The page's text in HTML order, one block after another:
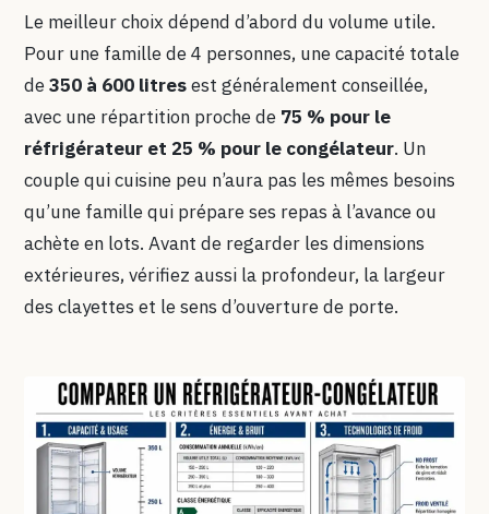
Le meilleur choix dépend d’abord du volume utile.
Pour une famille de 4 personnes, une capacité totale
de350 à 600 litresest généralement conseillée,
avec une répartition proche de 75 % pour le
réfrigérateur et 25 % pour le congélateur. Un
couple qui cuisine peu n’aura pas les mêmes besoins
qu’une famille qui prépare ses repas à l’avance ou
achète en lots. Avant de regarder les dimensions
extérieures, vérifiez aussi la profondeur, la largeur
des clayettes et le sens d’ouverture de porte.